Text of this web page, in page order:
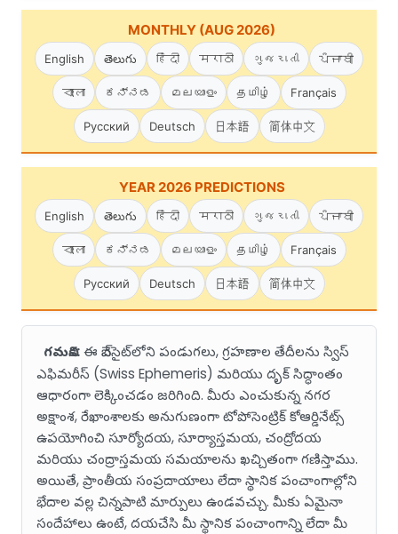
MONTHLY (AUG 2026)
English తెలుగు हिंदी मराठी ગુજરાતી ਪੰਜਾਬੀ
বাংলা ಕನ್ನಡ മലയാളം தமிழ் Français
Русский Deutsch 日本語 简体中文
YEAR 2026 PREDICTIONS
English తెలుగు हिंदी मराठी ગુજરાતી ਪੰਜਾਬੀ
বাংলা ಕನ್ನಡ മലയാളം தமிழ் Français
Русский Deutsch 日本語 简体中文
గమనిక:ఈ వెబ్‌సైట్‌లోని పండుగలు, గ్రహణాల తేదీలను స్విస్
ఎఫిమరీస్ (Swiss Ephemeris) మరియు దృక్ సిద్ధాంతం
ఆధారంగా లెక్కించడం జరిగింది. మీరు ఎంచుకున్న నగర
అక్షాంశ, రేఖాంశాలకు అనుగుణంగా టోపోసెంట్రిక్ కోఆర్డినేట్స్
ఉపయోగించి సూర్యోదయ, సూర్యాస్తమయ, చంద్రోదయ
మరియు చంద్రాస్తమయ సమయాలను ఖచ్చితంగా గణిస్తాము.
అయితే, ప్రాంతీయ సంప్రదాయాలు లేదా స్థానిక పంచాంగాల్లోని
భేదాల వల్ల చిన్నపాటి మార్పులు ఉండవచ్చు. మీకు ఏమైనా
సందేహాలు ఉంటే, దయచేసి మీ స్థానిక పంచాంగాన్ని లేదా మీ